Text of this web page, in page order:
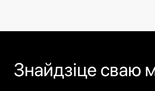
Знайдзіце сваю